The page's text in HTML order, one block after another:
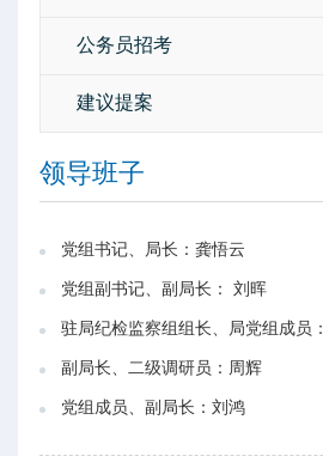
公务员招考
建议提案
领导班子
党组书记、局长：龚悟云
党组副书记、副局长： 刘晖
驻局纪检监察组组长、局党组成员：曾惠贤
副局长、二级调研员：周辉
党组成员、副局长：刘鸿